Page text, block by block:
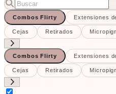
Combos Flirty Extensiones
Cejas Retirados
Combos Flirty Extensiones
Cejas Retirados